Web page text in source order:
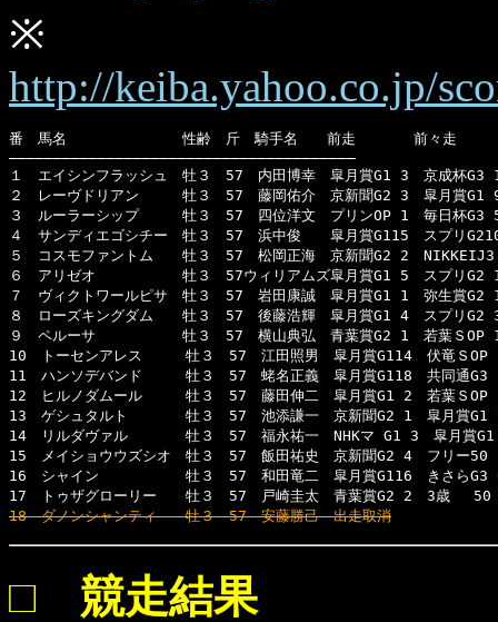
※
http://keiba.yahoo.co.jp/
番　馬名　　　　　　　　性齢　斤　騎手名　　前走　　　　前々走　　
―――――――――――――――――――――――――――――――――――――――
１　エイシンフラッシュ　牡３　57　内田博幸　皐月賞G1 3　京成杯
２　レーヴドリアン　　　牡３　57　藤岡佑介　京新聞G2 3　皐月賞G1
３　ルーラーシップ　　　牡３　57　四位洋文　プリンOP 1　毎日杯
４　サンディエゴシチー　牡３　57　浜中俊　　皐月賞G115　スプリ
５　コスモファントム　　牡３　57　松岡正海　京新聞G2 2　
６　アリゼオ　　　　　　牡３　57ウィリアムズ皐月賞G1 5　スプリG2
７　ヴィクトワールピサ　牡３　57　岩田康誠　皐月賞G1 1　弥生賞
８　ローズキングダム　　牡３　57　後藤浩輝　皐月賞G1 4　スプリ
９　ペルーサ　　　　　　牡３　57　横山典弘　青葉賞G2 1　若葉Ｓ
10　トーセンアレス　　　牡３　57　江田照男　皐月賞G114　伏竜Ｓ
11　ハンソデバンド　　　牡３　57　蛯名正義　皐月賞G118　共同通
12　ヒルノダムール　　　牡３　57　藤田伸二　皐月賞G1 2　若葉Ｓ
13　ゲシュタルト　　　　牡３　57　池添謙一　京新聞G2 1　皐月賞
14　リルダヴァル　　　　牡３　57　福永祐一　NHKマ G1 3　皐月賞
15　メイショウウズシオ　牡３　57　飯田祐史　京新聞G2 4　フリー
16　シャイン　　　　　　牡３　57　和田竜二　皐月賞G116　きさら
18　ダノンシャンティ　　牡３　57　安藤勝己　出走取消
□ 競走結果